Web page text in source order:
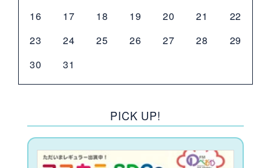
16
17 18 19 20 21
22
23
24 25 26 27 28
29
30
31
PICK UP!